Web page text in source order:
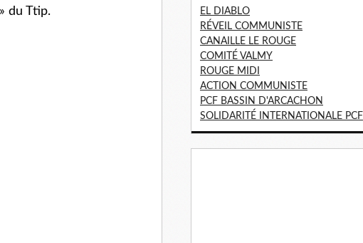
du Ttip.
EL DIABLO
RÉVEIL COMMUNISTE
CANAILLE LE ROUGE
COMITÉ VALMY
ROUGE MIDI
ACTION COMMUNISTE
PCF BASSIN D'ARCACHON
SOLIDARITÉ INTERNATIONALE PCF